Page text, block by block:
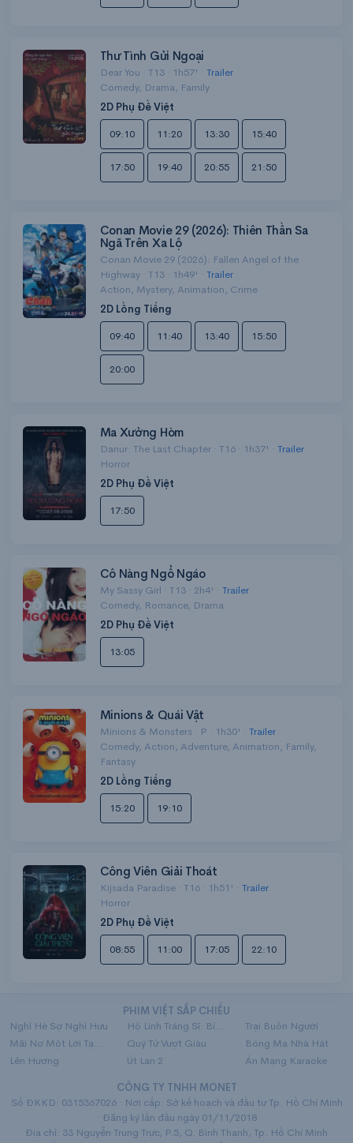
Thư Tình Gửi Ngoại
Dear You · T13 · 1h57' · Trailer
Comedy, Drama, Family
2D Phụ Đề Việt
09:10
11:20 13:30 15:40
17:50 19:40 20:55 21:50
Conan Movie 29 (2026): Thiên Thần Sa
Ngã Trên Xa Lộ
Conan Movie 29 (2026): Fallen Angel of the
Highway · T13 · 1h49' · Trailer
Action, Mystery, Animation, Crime
2D Lồng Tiếng
09:40
11:40 13:40 15:50
20:00
Ma Xưởng Hòm
Danur: The Last Chapter · T16 · 1h37' · Trailer
Horror
2D Phụ Đề Việt
17:50
Cô Nàng Ngổ Ngáo
My Sassy Girl · T13 · 2h4' · Trailer
Comedy, Romance, Drama
2D Phụ Đề Việt
13:05
Minions & Quái Vật
Minions & Monsters · P · 1h30' · Trailer
Comedy, Action, Adventure, Animation, Family,
Fantasy
2D Lồng Tiếng
15:20
19:10
Công Viên Giải Thoát
Kijsada Paradise · T16 · 1h51' · Trailer
Horror
2D Phụ Đề Việt
08:55
11:00 17:05 22:10
PHIM VIỆT SẮP CHIẾU
Nghỉ Hè Sợ Nghỉ Hưu
Hộ Linh Tráng Sĩ: Bí Ẩn Mộ Vua Đinh
Trại Buôn Người
Mãi Nợ Một Lời Tạm Biệt
Quý Tử Vượt Giàu
Bóng Ma Nhà Hát
Lên Hương
Út Lan 2
Án Mạng Karaoke
CÔNG TY TNHH MONET
Số ĐKKD: 0315367026 · Nơi cấp: Sở kế hoạch và đầu tư Tp. Hồ Chí Minh
· Đăng ký lần đầu ngày 01/11/2018
Địa chỉ: 33 Nguyễn Trung Trực, P.5, Q. Bình Thạnh, Tp. Hồ Chí Minh